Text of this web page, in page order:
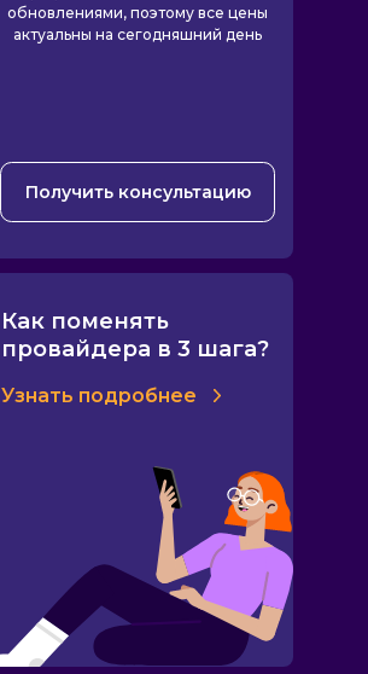
обновлениями, поэтому все цены
актуальны на сегодняшний день
Получить консультацию
Как поменять
провайдера в 3 шага?
Узнать подробнее